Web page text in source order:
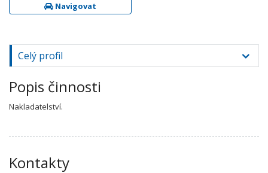
Navigovat
Celý profil
Popis činnosti
Nakladatelství.
Kontakty